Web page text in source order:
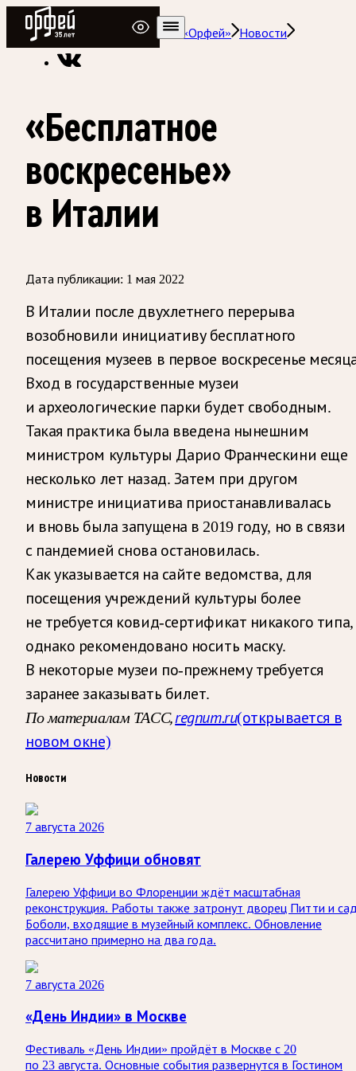
Радио Орфей
Радио классической музыки «Орфей»
Новости
«Бесплатное
воскресенье»
в Италии
Дата публикации: 1 мая 2022
В Италии после двухлетнего перерыва
возобновили инициативу бесплатного
посещения музеев в первое воскресенье
Вход в государственные музеи
и археологические парки будет свободным.
Такая практика была введена нынешним
министром культуры Дарио Франческини еще
несколько лет назад. Затем при другом
министре инициатива приостанавливалась
и вновь была запущена в 2019 году, но в связи
с пандемией снова остановилась.
Как указывается на сайте ведомства, для
посещения учреждений культуры более
не требуется ковид-сертификат никакого типа,
однако рекомендовано носить маску.
В некоторые музеи по-прежнему требуется
заранее заказывать билет.
По материалам ТАСС,regnum.ru(открывается в
новом окне)
Новости
7 августа 2026
Галерею Уффици обновят
Галерею Уффици во Флоренции ждёт масштабная
реконструкция. Работы также затронут дворец Питти и
Боболи, входящие в музейный комплекс. Обновление
рассчитано примерно на два года.
7 августа 2026
«День Индии» в Москве
Фестиваль «День Индии» пройдёт в Москве с 20
по 23 августа. Основные события развернутся в Гостином